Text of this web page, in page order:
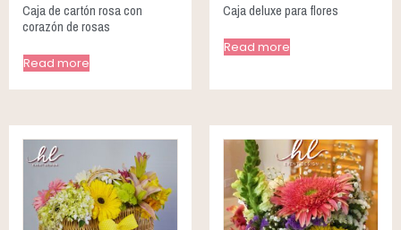
Caja de cartón rosa con
corazón de rosas
Read more
Caja deluxe para flores
Read more